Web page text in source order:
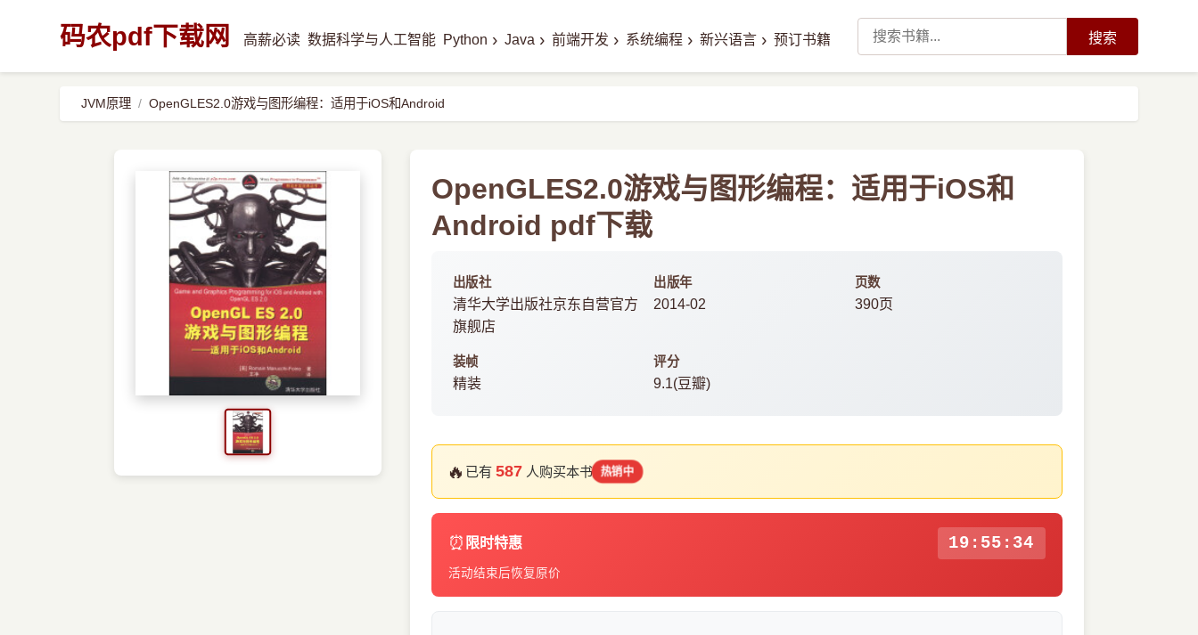
码农pdf下载网 高薪必读 数据科学与人工智能 Python › Java › 前端开发 › 系统编程 › 新兴语言 › 预订书籍 搜索
JVM原理 OpenGLES2.0游戏与图形编程：适用于iOS和Android
OpenGLES2.0游戏与图形编程：适用于iOS和
Android pdf下载
出版社
清华大学出版社京东自营官方
旗舰店
出版年
2014-02
页数
390页
装帧
精装
评分
9.1(豆瓣)
🔥 已有 587人购买本书 热销中
⏰ 限时特惠 19:55:33
活动结束后恢复原价